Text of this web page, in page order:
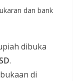
dan bank
dibuka
.
di